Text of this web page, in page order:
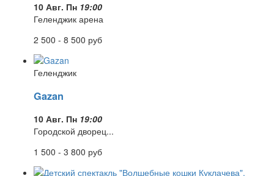
10 Авг. Пн 19:00
Геленджик арена
2 500 - 8 500 руб
Геленджик
Gazan
10 Авг. Пн 19:00
Городской дворец...
1 500 - 3 800 руб